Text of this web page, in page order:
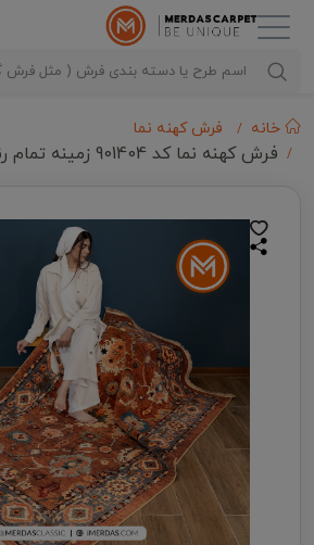
خانه فرش کهنه نما
فرش کهنه نما کد 901404 زمینه تمام رنگ